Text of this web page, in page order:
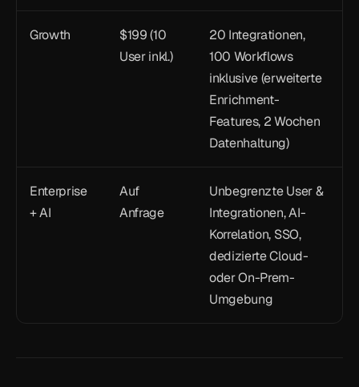
Growth
$199 (10
User inkl.)
20 Integrationen,
100 Workflows
inklusive (erweiterte
Enrichment-
Features, 2 Wochen
Datenhaltung)
Enterprise
+ AI
Auf
Anfrage
Unbegrenzte User &
Integrationen, AI-
Korrelation, SSO,
dedizierte Cloud-
oder On-Prem-
Umgebung